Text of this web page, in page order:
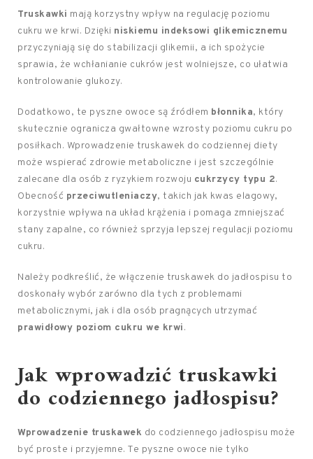
Truskawki mają korzystny wpływ na regulację poziomu
cukru we krwi. Dzięki niskiemu indeksowi glikemicznemu
przyczyniają się do stabilizacji glikemii, a ich spożycie
sprawia, że wchłanianie cukrów jest wolniejsze, co ułatwia
kontrolowanie glukozy.
Dodatkowo, te pyszne owoce są źródłem błonnika, który
skutecznie ogranicza gwałtowne wzrosty poziomu cukru po
posiłkach. Wprowadzenie truskawek do codziennej diety
może wspierać zdrowie metaboliczne i jest szczególnie
zalecane dla osób z ryzykiem rozwoju cukrzycy typu 2.
Obecność przeciwutleniaczy, takich jak kwas elagowy,
korzystnie wpływa na układ krążenia i pomaga zmniejszać
stany zapalne, co również sprzyja lepszej regulacji poziomu
cukru.
Należy podkreślić, że włączenie truskawek do jadłospisu to
doskonały wybór zarówno dla tych z problemami
metabolicznymi, jak i dla osób pragnących utrzymać
prawidłowy poziom cukru we krwi.
Jak wprowadzić truskawki
do codziennego jadłospisu?
Wprowadzenie truskawek do codziennego jadłospisu może
być proste i przyjemne. Te pyszne owoce nie tylko